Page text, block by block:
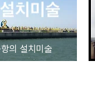
의 설치미술